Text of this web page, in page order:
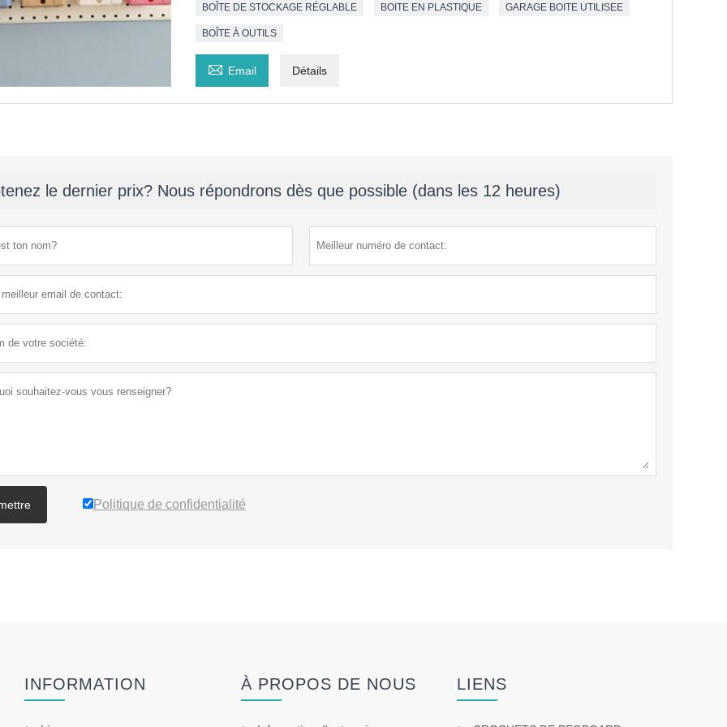
BOÎTE DE STOCKAGE RÉGLABLE BOITE EN PLASTIQUE GARAGE BOITE UTILISEE
BOÎTE À OUTILS
 Email Détails
le dernier prix? Nous répondrons dès que possible (dans les 12 heures)
Politique de confidentialité
INFORMATION À PROPOS DE NOUS LIENS